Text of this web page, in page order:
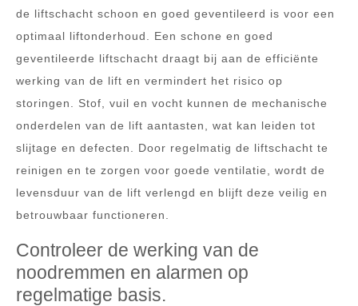
de liftschacht schoon en goed geventileerd is voor een
optimaal liftonderhoud. Een schone en goed
geventileerde liftschacht draagt bij aan de efficiënte
werking van de lift en vermindert het risico op
storingen. Stof, vuil en vocht kunnen de mechanische
onderdelen van de lift aantasten, wat kan leiden tot
slijtage en defecten. Door regelmatig de liftschacht te
reinigen en te zorgen voor goede ventilatie, wordt de
levensduur van de lift verlengd en blijft deze veilig en
betrouwbaar functioneren.
Controleer de werking van de
noodremmen en alarmen op
regelmatige basis.